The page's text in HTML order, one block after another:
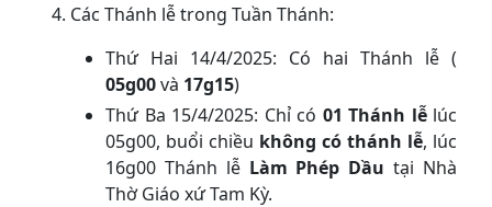
Các Thánh lễ trong Tuần Thánh:
Thứ Hai 14/4/2025: Có hai Thánh lễ (
05g00và 17g15)
Thứ Ba 15/4/2025: Chỉ có 01 Thánh lễlúc
05g00, buổi chiều không có thánh lễ, lúc
16g00 Thánh lễLàm Phép Dầu tại Nhà
Thờ Giáo xứ Tam Kỳ.